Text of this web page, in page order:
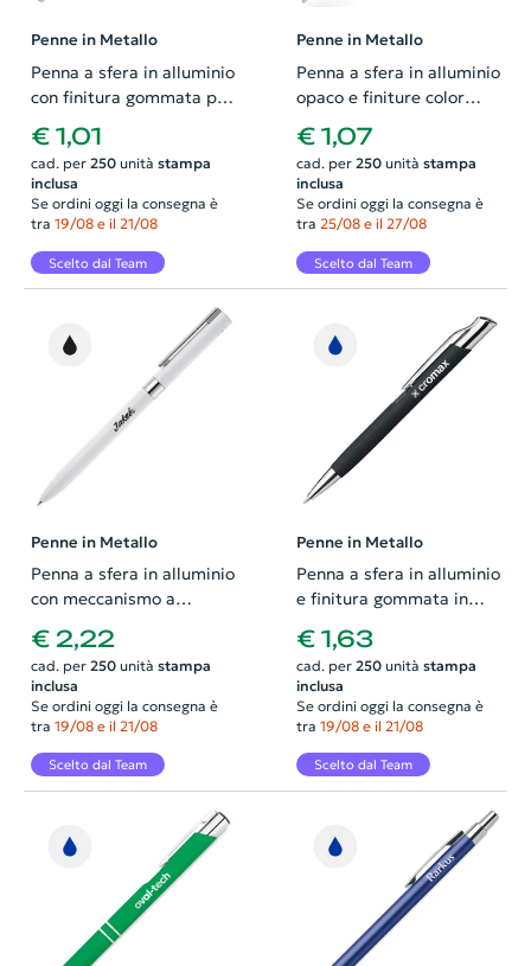
Penne in Metallo
Penna a sfera in alluminio
con finitura gommata per
incisione a specchio e con
meccanismo a scatto e
refill blu
€ 1,01
cad. per 250unità stampa
inclusa
Se ordini oggi la consegna è
tra 19/08 e il 21/08
Scelto dal Team
Penne in Metallo
Penna a sfera in alluminio
opaco e finiture color
rame con meccanismo a
rotazione in refill blu
€ 1,07
cad. per 250unità stampa
inclusa
Se ordini oggi la consegna è
tra 25/08 e il 27/08
Scelto dal Team
Penne in Metallo
Penna a sfera in alluminio
con meccanismo a
rotazione e clip
disponibile in colori
eleganti con refill nero
€ 2,22
cad. per 250unità stampa
inclusa
Se ordini oggi la consegna è
tra 19/08 e il 21/08
Scelto dal Team
Penne in Metallo
Penna a sfera in alluminio
e finitura gommata in
colori assortiti con
meccanismo a scatto e
refill blu
€ 1,63
cad. per 250unità stampa
inclusa
Se ordini oggi la consegna è
tra 19/08 e il 21/08
Scelto dal Team